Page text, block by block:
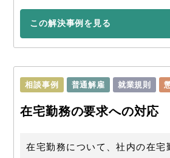
この解決事例を見る
相談事例 普通解雇 就業規則
在宅勤務の要求への対応
在宅勤務について、社内の在宅